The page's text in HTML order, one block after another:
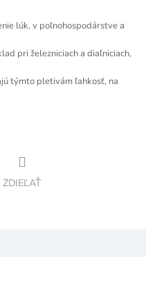
lúk, v poľnohospodárstve a
pri železniciach a diaľniciach,
týmto pletivám ľahkosť, na
ZDIEĽAŤ